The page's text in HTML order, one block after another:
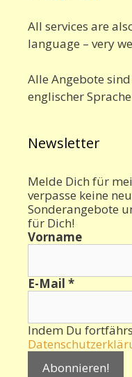
All services are
language – very
Alle Angebote
englischer
Newsletter
Melde Dich für
verpasse keine
Sonderangebote
für Dich!
Vorname
E-Mail *
Indem Du